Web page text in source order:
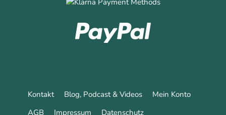
Kontakt Blog, Podcast & Videos
Mein Konto
AGB
Impressum Datenschutz